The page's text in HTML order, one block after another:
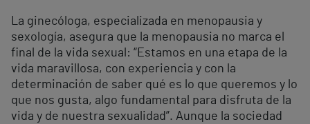
La ginecóloga, especializada en menopausia y
sexología, asegura que la menopausia no marca el
final de la vida sexual: “Estamos en una etapa de la
vida maravillosa, con experiencia y con la
determinación de saber qué es lo que queremos y lo
que nos gusta, algo fundamental para disfruta de la
vida y de nuestra sexualidad”. Aunque la sociedad